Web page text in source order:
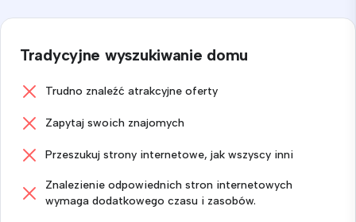
Tradycyjne wyszukiwanie domu
Trudno znaleźć atrakcyjne oferty
Zapytaj swoich znajomych
Przeszukuj strony internetowe, jak wszyscy inni
Znalezienie odpowiednich stron internetowych
wymaga dodatkowego czasu i zasobów.